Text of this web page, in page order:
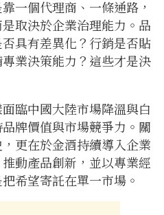
一個代理商、一條通路，
取決於企業治理能力。品
具有差異化？行銷是否貼
業決策能力？這些才是決
臨中國大陸市場降溫與白
牌價值與市場競爭力。關
更在於金酒持續導入企業
動產品創新，並以專業經
希望寄託在單一市場。